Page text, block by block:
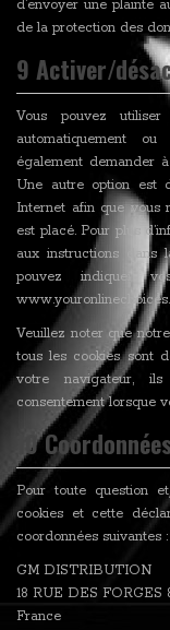
d’envoyer une plainte
de la protection des
9 Activer/
Vous pouvez
automatiquement
également demander
Une autre option est
Internet afin que vous
est placé. Pour plus
aux instructions dans
pouvez indiquer
Veuillez noter que
tous les cookies sont
votre navigateur,
consentement lorsque
10
Pour toute question
cookies et cette
coordonnées suivantes :
GM DISTRIBUTION
18 RUE DES
France